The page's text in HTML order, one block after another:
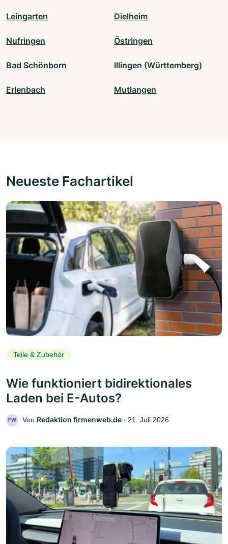
Leingarten Dielheim
Nufringen Östringen
Bad Schönborn Illingen (Württemberg)
Erlenbach Mutlangen
Neueste Fachartikel
Teile & Zubehör
Wie funktioniert bidirektionales
Laden bei E-Autos?
FW Von Redaktion firmenweb.de ‧ 21. Juli 2026